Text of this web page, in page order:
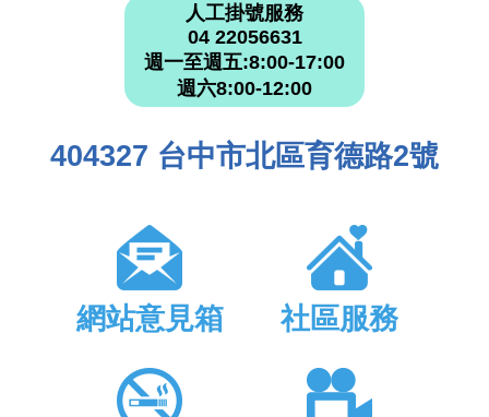
人工掛號服務
04 22056631
週一至週五:8:00-17:00
週六8:00-12:00
404327 台中市北區育德路2號
網站意見箱 社區服務